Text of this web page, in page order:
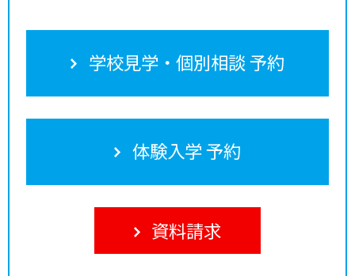
学校見学・個別相談 予約
体験入学 予約
資料請求